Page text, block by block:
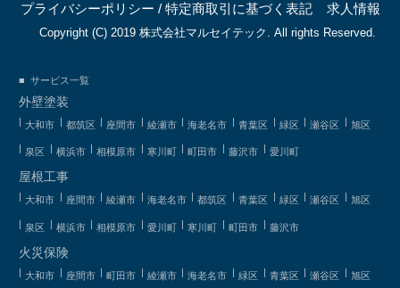
プライバシーポリシー / 特定商取引に基づく表記 求人情報
Copyright (C) 2019 株式会社マルセイテック. All rights Reserved.
サービス一覧
外壁塗装
大和市 都筑区 座間市 綾瀬市 海老名市 青葉区 緑区 瀬谷区 旭区
泉区 横浜市 相模原市 寒川町 町田市 藤沢市 愛川町
屋根工事
大和市 座間市 綾瀬市 海老名市 都筑区 青葉区 緑区 瀬谷区 旭区
泉区 横浜市 相模原市 愛川町 寒川町 町田市 藤沢市
火災保険
大和市 座間市 町田市 綾瀬市 海老名市 緑区 青葉区 瀬谷区 旭区